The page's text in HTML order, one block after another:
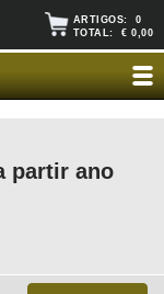
ARTIGOS: 0
TOTAL: € 0,00
partir ano